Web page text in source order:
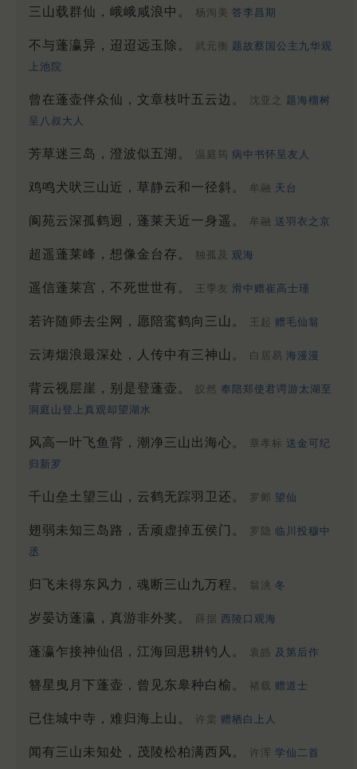
三山载群仙，峨峨咸浪中。 杨洵美 答李昌期
不与蓬瀛异，迢迢远玉除。 武元衡 题故蔡国公主九华观
上池院
曾在蓬壶伴众仙，文章枝叶五云边。 沈亚之 题海榴树
呈八叔大人
芳草迷三岛，澄波似五湖。 温庭筠 病中书怀呈友人
鸡鸣犬吠三山近，草静云和一径斜。 牟融 天台
阆苑云深孤鹤迥，蓬莱天近一身遥。 牟融 送羽衣之京
超遥蓬莱峰，想像金台存。 独孤及 观海
遥信蓬莱宫，不死世世有。 王季友 滑中赠崔高士瑾
若许随师去尘网，愿陪鸾鹤向三山。 王起 赠毛仙翁
云涛烟浪最深处，人传中有三神山。 白居易 海漫漫
背云视层崖，别是登蓬壶。 皎然 奉陪郑使君谔游太湖至
洞庭山登上真观却望湖水
风高一叶飞鱼背，潮净三山出海心。 章孝标 送金可纪
归新罗
千山垒土望三山，云鹤无踪羽卫还。 罗邺 望仙
翅弱未知三岛路，舌顽虚掉五侯门。 罗隐 临川投穆中
丞
归飞未得东风力，魂断三山九万程。 翁洮 冬
岁晏访蓬瀛，真游非外奖。 薛据 西陵口观海
蓬瀛乍接神仙侣，江海回思耕钓人。 袁皓 及第后作
簪星曳月下蓬壶，曾见东皋种白榆。 褚载 赠道士
已住城中寺，难归海上山。 许棠 赠栖白上人
闻有三山未知处，茂陵松柏满西风。 许浑 学仙二首